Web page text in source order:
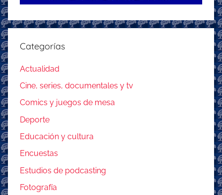
Categorías
Actualidad
Cine, series, documentales y tv
Comics y juegos de mesa
Deporte
Educación y cultura
Encuestas
Estudios de podcasting
Fotografía